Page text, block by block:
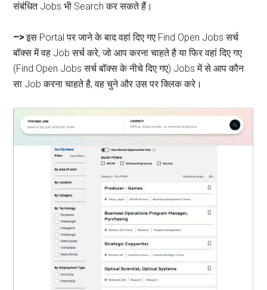
संबंधित Jobs भी Search कर सकते हैं।
–>इस Portal पर जाने के बाद वहां दिए गए Find Open Jobs सर्च
बॉक्स में वह Job सर्च करे, जो आप करना चाहते है या फिर वहां दिए गए
(Find Open Jobs सर्च बॉक्स के नीचे दिए गए) Jobs में से आप कौन
सा Job करना चाहते है, वह चुने और उस पर क्लिक करे।